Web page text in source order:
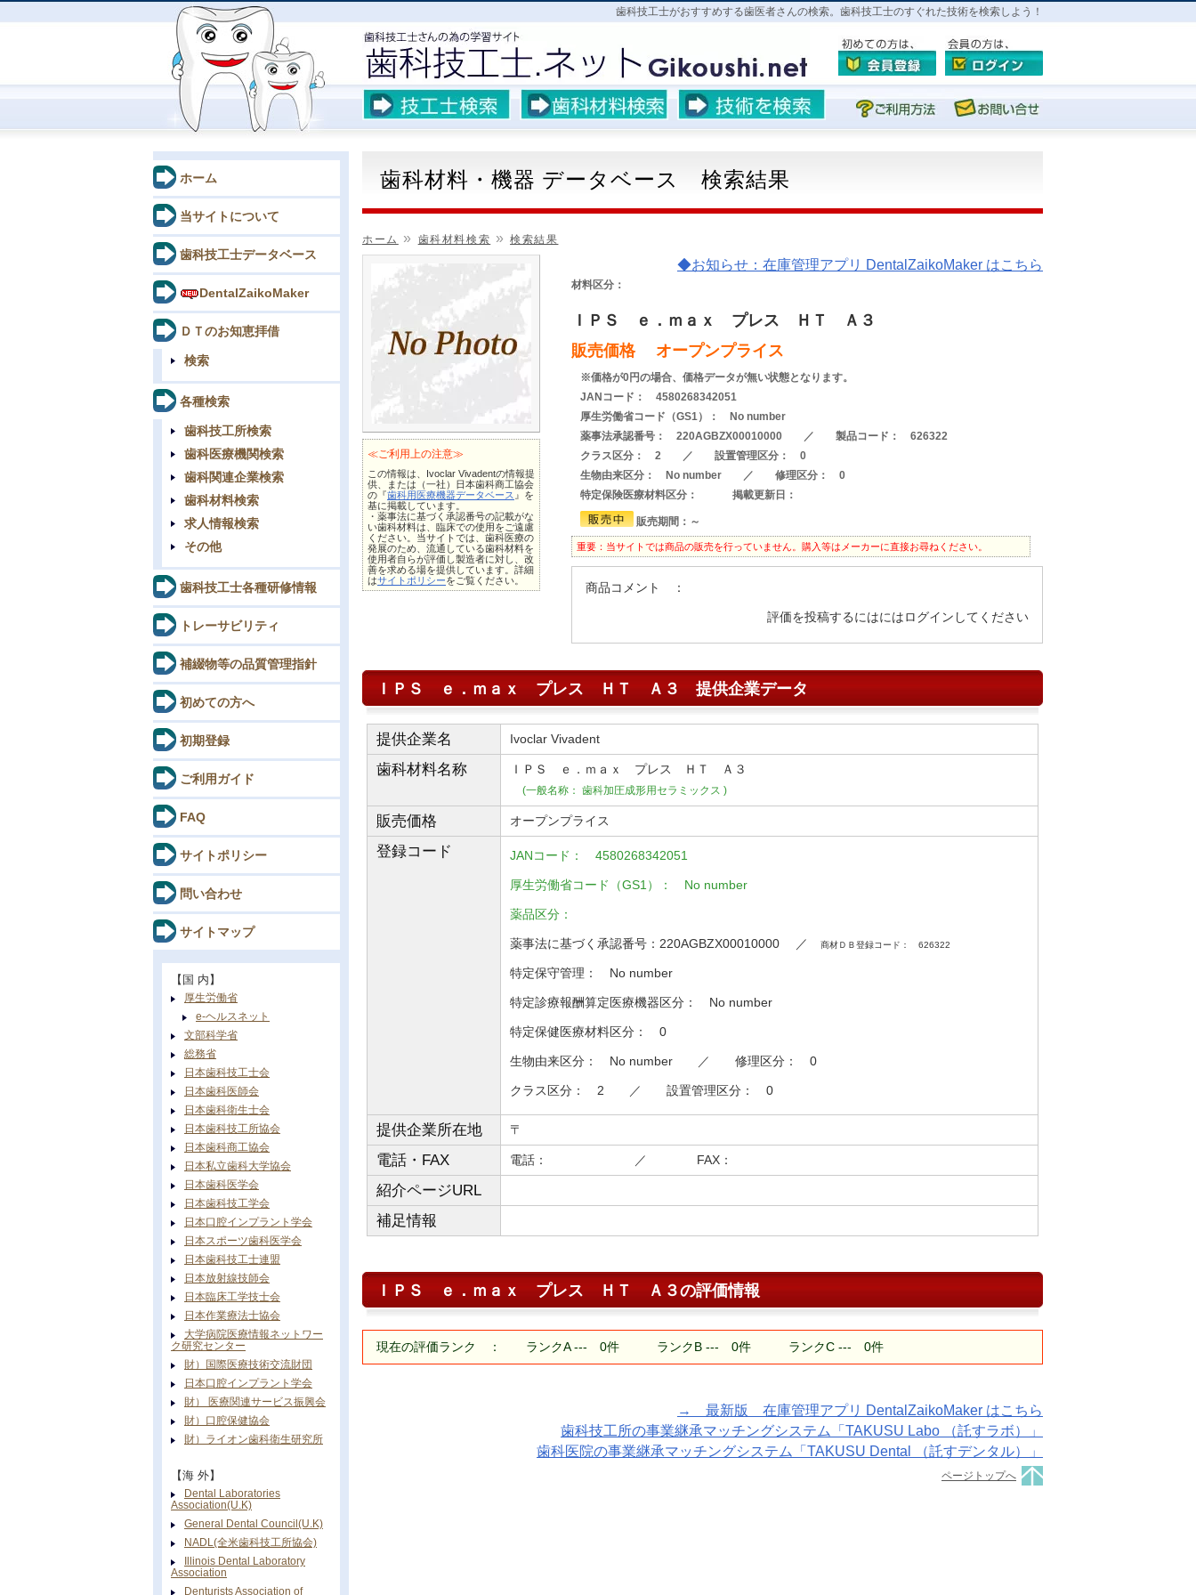
歯科技工士がおすすめする歯医者さんの検索。歯科技工士のすぐれた技術を検索しよう！
歯科材料・機器 データベース 検索結果
ホーム » 歯科材料検索 »検索結果
≪ご利用上の注意≫
この情報は、Ivoclar Vivadentの情報提
供、または（一社）日本歯科商工協会
の『歯科用医療機器データベース 』を
基に掲載しています。
・薬事法に基づく承認番号の記載がな
い歯科材料は、臨床での使用をご遠慮
ください。当サイトでは、歯科医療の
発展のため、流通している歯科材料を
使用者自らが評価し製造者に対し、改
善を求める場を提供しています。詳細
はサイトポリシーをご覧ください。
◆お知らせ：在庫管理アプリ DentalZaikoMaker はこちら
材料区分：
ＩＰＳ ｅ．ｍａｘ プレス ＨＴ Ａ３
販売価格 オープンプライス
※価格が0円の場合、価格データが無い状態となります。
JANコード： 4580268342051
厚生労働省コード（GS1）： No number
薬事法承認番号： 220AGBZX00010000 ／ 製品コード： 626322
クラス区分： 2 ／ 設置管理区分： 0
生物由来区分： No number ／ 修理区分： 0
特定保険医療材料区分： 掲載更新日：
販売期間：～
重要：当サイトでは商品の販売を行っていません。購入等はメーカーに直接お尋ねください。
商品コメント ：
評価を投稿するにはにはログインしてください
ＩＰＳ ｅ．ｍａｘ プレス ＨＴ Ａ３ 提供企業データ
提供企業名 Ivoclar Vivadent
歯科材料名称 ＩＰＳ ｅ．ｍａｘ プレス ＨＴ Ａ３
(一般名称： 歯科加圧成形用セラミックス )
販売価格 オープンプライス
登録コード JANコード： 4580268342051
厚生労働省コード（GS1）： No number
薬品区分：
薬事法に基づく承認番号：220AGBZX00010000 ／ 商材ＤＢ登録コード： 626322
特定保守管理： No number
特定診療報酬算定医療機器区分： No number
特定保健医療材料区分： 0
生物由来区分： No number ／ 修理区分： 0
クラス区分： 2 ／ 設置管理区分： 0
提供企業所在地 〒
電話・FAX 電話： ／ FAX：
紹介ページURL
補足情報
ＩＰＳ ｅ．ｍａｘ プレス ＨＴ Ａ３の評価情報
現在の評価ランク ： ランクA --- 0件 ランクB --- 0件 ランクC --- 0件
→ 最新版 在庫管理アプリ DentalZaikoMaker はこちら
歯科技工所の事業継承マッチングシステム「TAKUSU Labo （託すラボ）」
歯科医院の事業継承マッチングシステム「TAKUSU Dental （託すデンタル）」
ページトップへ
ホーム
当サイトについて
歯科技工士データベース
DentalZaikoMaker
ＤＴのお知恵拝借
検索
各種検索
歯科技工所検索
歯科医療機関検索
歯科関連企業検索
歯科材料検索
求人情報検索
その他
歯科技工士各種研修情報
トレーサビリティ
補綴物等の品質管理指針
初めての方へ
初期登録
ご利用ガイド
FAQ
サイトポリシー
問い合わせ
サイトマップ
【国 内】
厚生労働省
e-ヘルスネット
文部科学省
総務省
日本歯科技工士会
日本歯科医師会
日本歯科衛生士会
日本歯科技工所協会
日本歯科商工協会
日本私立歯科大学協会
日本歯科医学会
日本歯科技工学会
日本口腔インプラント学会
日本スポーツ歯科医学会
日本歯科技工士連盟
日本放射線技師会
日本臨床工学技士会
日本作業療法士協会
大学病院医療情報ネットワー
ク研究センター
財）国際医療技術交流財団
日本口腔インプラント学会
財） 医療関連サービス振興会
財）口腔保健協会
財）ライオン歯科衛生研究所
【海 外】
Dental Laboratories
Association(U.K)
General Dental Council(U.K)
NADL(全米歯科技工所協会)
Illinois Dental Laboratory
Association
Denturists Association of